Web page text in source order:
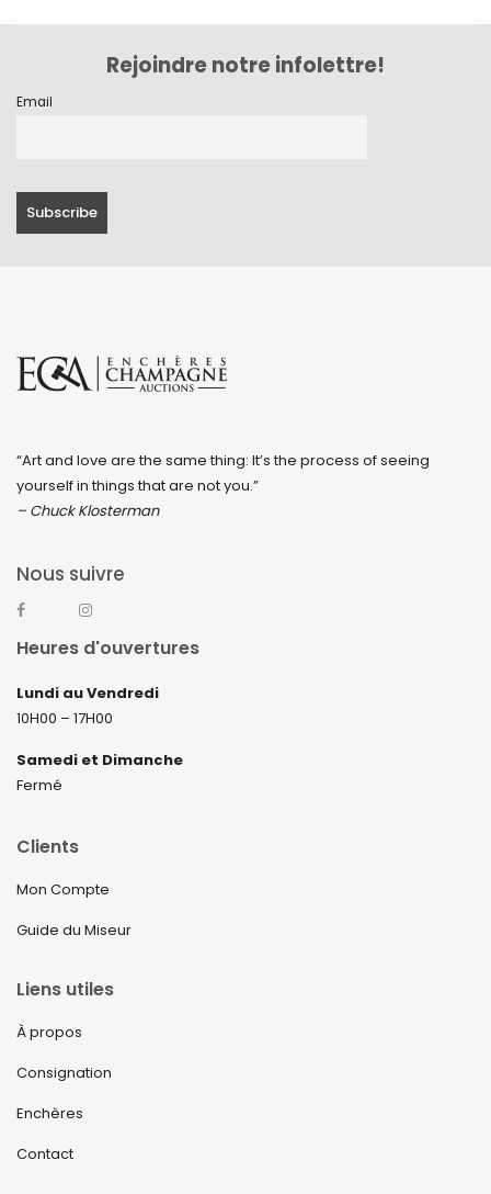
Rejoindre notre infolettre!
Email
“Art and love are the same thing: It’s the process of seeing
yourself in things that are not you.”
– Chuck Klosterman
Nous suivre
Heures d'ouvertures
Lundi au Vendredi
10H00 – 17H00
Samedi et Dimanche
Fermé
Clients
Mon Compte
Guide du Miseur
Liens utiles
À propos
Consignation
Enchères
Contact